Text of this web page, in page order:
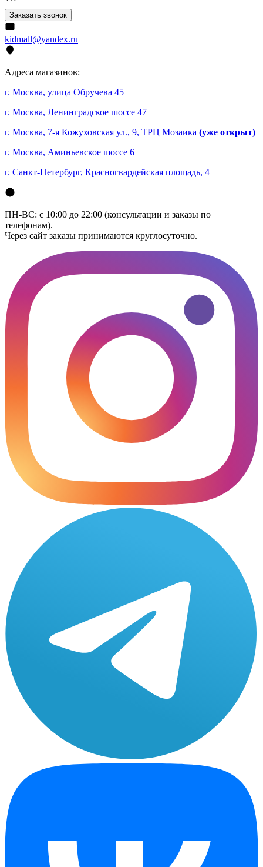
Заказать звонок
kidmall@yandex.ru
Адреса магазинов:
г. Москва, улица Обручева 45
г. Москва, Ленинградское шоссе 47
г. Москва, 7-я Кожуховская ул., 9, ТРЦ Мозаика (уже открыт)
г. Москва, Аминьевское шоссе 6
г. Санкт-Петербург, Красногвардейская площадь, 4
ПН-ВС: с 10:00 до 22:00 (консультации и заказы по
телефонам).
Через сайт заказы принимаются круглосуточно.